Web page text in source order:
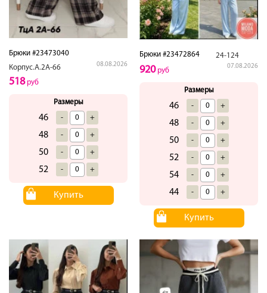
Брюки #23473040
Корпус.А.2А-66
08.08.2026
518руб
Размеры
46 - +
48 - +
50 - +
52 - +
Купить
Брюки #23472864 24-124
07.08.2026
920руб
Размеры
46 - +
48 - +
50 - +
52 - +
54 - +
44 - +
Купить